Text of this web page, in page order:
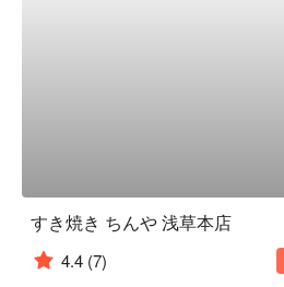
すき焼き ちんや 浅草本店
4.4 (7)